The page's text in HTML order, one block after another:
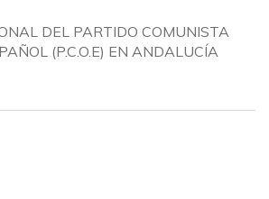
DEL PARTIDO COMUNISTA
(P.C.O.E) EN ANDALUCÍA